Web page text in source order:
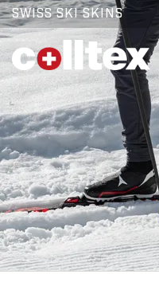
SWISS SKI SKINS